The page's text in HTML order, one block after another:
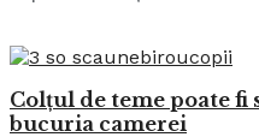
Colțul de teme poate fi
bucuria camerei